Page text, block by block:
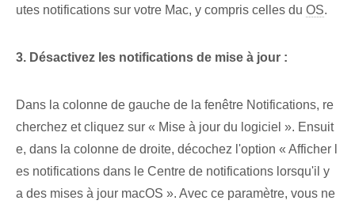
utes⁤ notifications sur⁢ votre Mac⁣, y compris ‌celles du OS.
3. Désactivez les notifications de mise à jour :
Dans la colonne de gauche de la fenêtre Notifications, re
cherchez et cliquez sur « Mise à jour du logiciel ». Ensuit
e, dans la colonne de droite, décochez l'option « Afficher l
es notifications dans le Centre de notifications⁤ lorsqu'il y
a des mises à jour macOS ». Avec ce paramètre, vous ne